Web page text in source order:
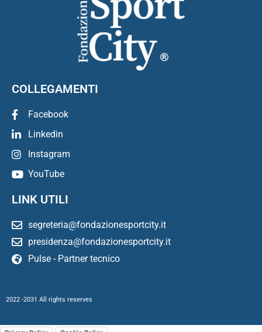
COLLEGAMENTI
Facebook
Linkedin
Instagram
YouTube
LINK UTILI
segreteria@fondazionesportcity.it
presidenza@fondazionesportcity.it
Pulse - Partner tecnico
2022 -2031 All rights reserves